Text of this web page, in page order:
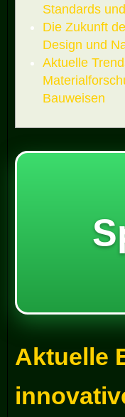
Standards
Die Zukunft
Design und
Aktuelle
Bauweisen
Aktuelle